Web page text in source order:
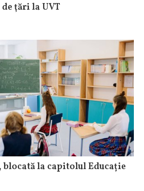
ţări la UVT
blocată la capitolul Educație